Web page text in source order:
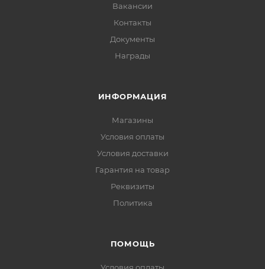
Вакансии
Контакты
Документы
Награды
ИНФОРМАЦИЯ
Магазины
Условия оплаты
Условия доставки
Гарантия на товар
Реквизиты
Политика
ПОМОЩЬ